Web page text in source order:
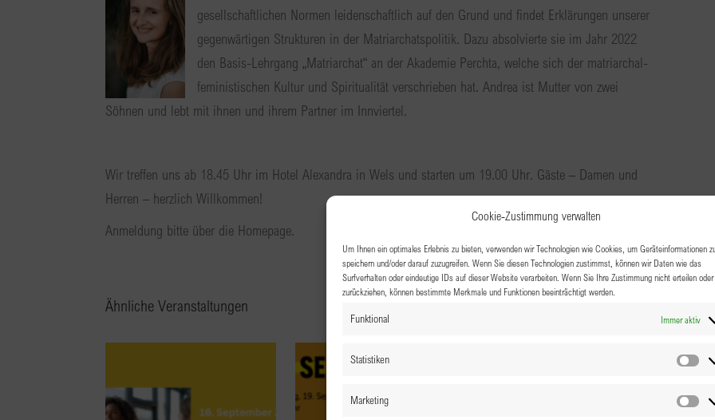
Cookie-Zustimmung verwalten
Um Ihnen ein optimales Erlebnis zu bieten, verwenden wir Technologien wie Cookies, um Geräteinformationen
speichern und/oder darauf zuzugreifen. Wenn Sie diesen Technologien zustimmst, können wir Daten wie das
Surfverhalten oder eindeutige IDs auf dieser Website verarbeiten. Wenn Sie Ihre Zustimmung nicht erteilen oder
zurückziehen, können bestimmte Merkmale und Funktionen beeinträchtigt werden.
Funktional Immer aktiv
Statistiken
Marketing
gesellschaftlichen Normen leidenschaftlich auf den Grund und findet Erklärungen unserer
gegenwärtigen Strukturen in der Matriarchatspolitik. Dazu absolvierte sie im Jahr 2022
den Basis-Lehrgang „Matriarchat“ an der Akademie Perchta, welche sich der matriarchal-
feministischen Kultur und Spiritualität verschrieben hat. Andrea ist Mutter von zwei
Söhnen und lebt mit ihnen und ihrem Partner im Innviertel.
Wir treffen uns ab 18.45 Uhr im Hotel Alexandra in Wels und starten um 19.00 Uhr. Gäste – Damen und
Herren – herzlich Willkommen!
Anmeldung bitte über die Homepage.
Ähnliche Veranstaltungen